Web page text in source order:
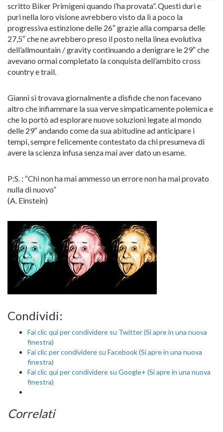
scritto Biker Primigeni quando l’ha provata”. Questi duri e
puri nella loro visione avrebbero visto da lì a poco la
progressiva estinzione delle 26″ grazie alla comparsa delle
27,5″ che ne avrebbero preso il posto nella linea evolutiva
dell’allmountain / gravity continuando a denigrare le 29″ che
avevano ormai completato la conquista dell’ambito cross
country e trail.
Gianni si trovava giornalmente a disfide che non facevano
altro che infiammare la sua verve simpaticamente polemica e
che lo portò ad esplorare nuove soluzioni legate al mondo
delle 29″ andando come da sua abitudine ad anticipare i
tempi, sempre felicemente contestato da chi presumeva di
avere la scienza infusa senza mai aver dato un esame.
P:S. : “Chi non ha mai ammesso un errore non ha mai provato
nulla di nuovo”
(A. Einstein)
Condividi:
Fai clic qui per condividere su Twitter (Si apre in una nuova
finestra)
Fai clic per condividere su Facebook (Si apre in una nuova
finestra)
Fai clic qui per condividere su Google+ (Si apre in una nuova
finestra)
Correlati